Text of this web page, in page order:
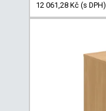
12 061,28 Kč (s DPH)